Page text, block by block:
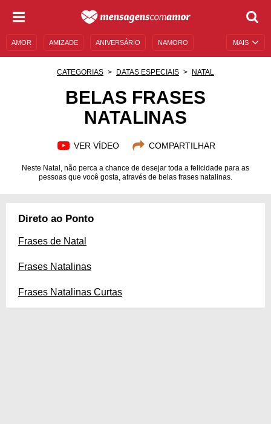
MAIS
AMOR AMIZADE ANIVERSÁRIO NAMORO
MENSAGENS E FRASES MENSAGENS DE ANIVERSÁRIO
CATEGORIAS DATAS ESPECIAIS NATAL
BELAS FRASES
NATALINAS
VER VÍDEO COMPARTILHAR
Neste Natal, não perca a chance de desejar toda a felicidade para as
pessoas que você gosta, através de belas frases natalinas.
Direto ao Ponto
Frases de Natal
Frases Natalinas
Frases Natalinas Curtas